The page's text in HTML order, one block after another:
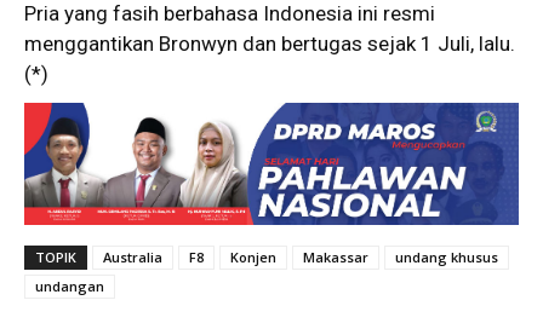
Pria yang fasih berbahasa Indonesia ini resmi
menggantikan Bronwyn dan bertugas sejak 1 Juli, lalu.
(*)
TOPIK Australia F8 Konjen Makassar
undang khusus
undangan